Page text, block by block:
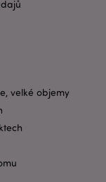
velké objemy
CookieScript